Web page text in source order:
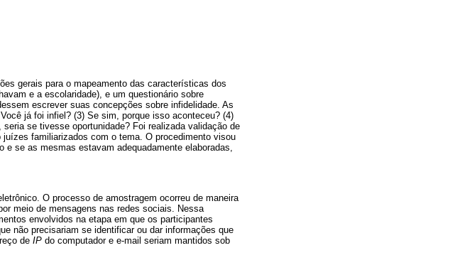
gerais para o mapeamento das características dos
e a escolaridade), e um questionário sobre
escrever suas concepções sobre infidelidade. As
já foi infiel? (3) Se sim, porque isso aconteceu? (4)
se tivesse oportunidade? Foi realizada validação de
familiarizados com o tema. O procedimento visou
se as mesmas estavam adequadamente elaboradas,
O processo de amostragem ocorreu de maneira
meio de mensagens nas redes sociais. Nessa
envolvidos na etapa em que os participantes
não precisariam se identificar ou dar informações que
de IP do computador e e-mail seriam mantidos sob